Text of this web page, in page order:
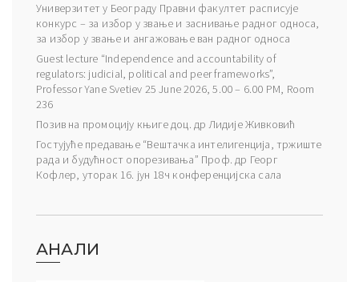
Универзитет у Београду Правни факултет расписује
конкурс – за избор у звање и заснивање радног односа,
за избор у звање и ангажовање ван радног односа
Guest lecture “Independence and accountability of
regulators: judicial, political and peer frameworks”,
Professor Yane Svetiev 25 June 2026, 5.00 – 6.00 PM, Room
236
Позив на промоцију књиге доц. др Лидије Живковић
Гостујуће предавање “Вештачка интелигенција, тржиште
рада и будућност опорезивања” Проф. др Георг
Кофлер, уторак 16. јун 18ч конференцијска сала
АНАЛИ